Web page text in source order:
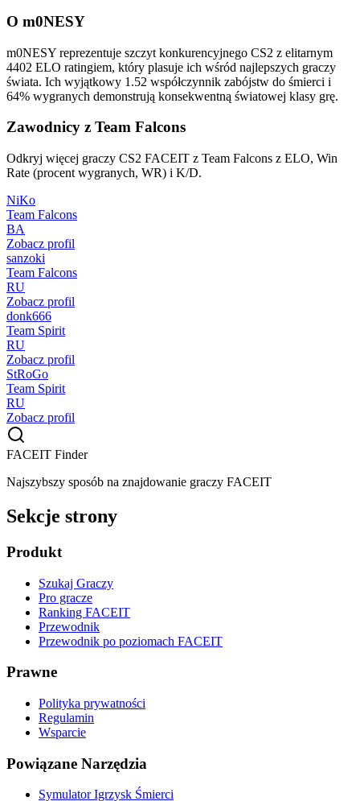
O m0NESY
m0NESY reprezentuje szczyt konkurencyjnego CS2 z elitarnym
4402 ELO ratingiem, który plasuje ich wśród najlepszych graczy
świata. Ich wyjątkowy 1.52 współczynnik zabójstw do śmierci i
64% wygranych demonstrują konsekwentną światowej klasy grę.
Zawodnicy z Team Falcons
Odkryj więcej graczy CS2 FACEIT z Team Falcons z ELO, Win
Rate (procent wygranych, WR) i K/D.
NiKo
Team Falcons
BA
Zobacz profil
sanzoki
Team Falcons
RU
Zobacz profil
donk666
Team Spirit
RU
Zobacz profil
StRoGo
Team Spirit
RU
Zobacz profil
FACEIT Finder
Najszybszy sposób na znajdowanie graczy FACEIT
Sekcje strony
Produkt
Szukaj Graczy
Pro gracze
Ranking FACEIT
Przewodnik
Przewodnik po poziomach FACEIT
Prawne
Polityka prywatności
Regulamin
Wsparcie
Powiązane Narzędzia
Symulator Igrzysk Śmierci